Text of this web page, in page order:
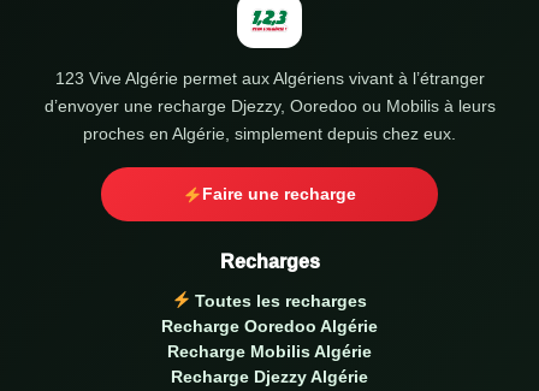
123 Vive Algérie permet aux Algériens vivant à l’étranger
d’envoyer une recharge Djezzy, Ooredoo ou Mobilis à leurs
proches en Algérie, simplement depuis chez eux.
Faire une recharge
Recharges
Toutes les recharges
Recharge Ooredoo Algérie
Recharge Mobilis Algérie
Recharge Djezzy Algérie